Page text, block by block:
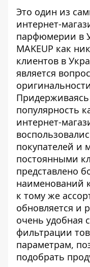
Это один из
интернет-
парфюмерии в
MAKEUP как
клиентов в
является
популярность
интернет-
покупателей и
постоянными
представлено
наименований
к тому же
обновляется и
очень удобная
фильтрации
параметрам,
подобрать